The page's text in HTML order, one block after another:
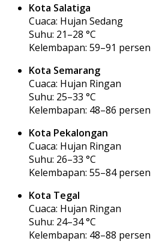
Kota Salatiga
Cuaca: Hujan Sedang
Suhu: 21–28 °C
Kelembapan: 59–91 persen
Kota Semarang
Cuaca: Hujan Ringan
Suhu: 25–33 °C
Kelembapan: 48–86 persen
Kota Pekalongan
Cuaca: Hujan Ringan
Suhu: 26–33 °C
Kelembapan: 55–84 persen
Kota Tegal
Cuaca: Hujan Ringan
Suhu: 24–34 °C
Kelembapan: 48–88 persen